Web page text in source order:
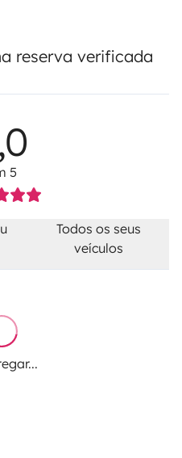
reserva verificada
5
Todos os seus
veículos